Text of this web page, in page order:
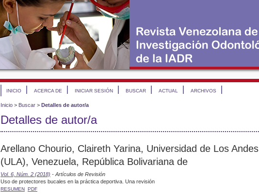
INICIO ACERCA DE INICIAR SESIÓN BUSCAR ACTUAL ARCHIVOS
Inicio > Buscar > Detalles de autor/a
Detalles de autor/a
Arellano Chourio, Claireth Yarina, Universidad de Los Andes
(ULA), Venezuela, República Bolivariana de
Vol. 6, Núm. 2 (2018) - Artículos de Revisión
Uso de protectores bucales en la práctica deportiva. Una revisión
RESUMEN PDF